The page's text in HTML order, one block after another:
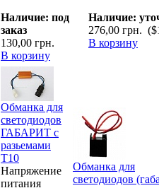
Наличие: под
заказ
130,00 грн.
В корзину
Наличие:
276,00 грн.
В корзину
Обманка для
светодиодов
ГАБАРИТ с
разьемами
Т10
Напряжение
питания
Обманка для
светодиодов